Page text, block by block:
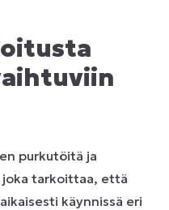
purkutöitä ja
joka tarkoittaa, että
käynnissä eri